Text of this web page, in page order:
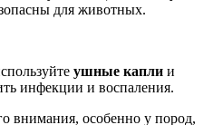
для животных.
ушные капли и
инфекции и воспаления.
внимания, особенно у пород,